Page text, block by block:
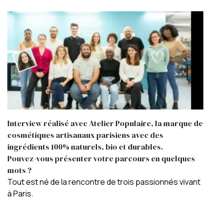
Interview réalisé avecAtelier Populaire, la marque de
cosmétiques artisanaux parisiens avec des
ingrédients 100% naturels, bio et durables.
Pouvez-vous présenter votre parcours en quelques
mots ?
Tout est né de la rencontre de trois passionnés vivant
à Paris.